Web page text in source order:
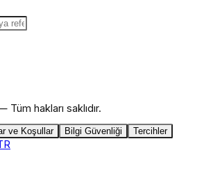
Tüm hakları saklıdır.
ve Koşullar Bilgi Güvenliği Tercihler